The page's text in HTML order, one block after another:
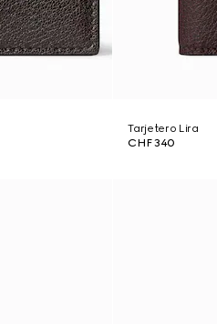
Tarjetero Lira
CHF 340